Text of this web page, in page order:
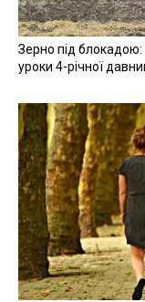
Зерно під
уроки 4-річної